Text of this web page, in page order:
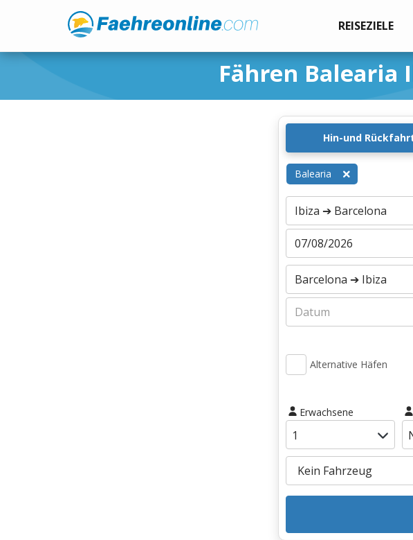
REISEZIELE
Fähren Balearia
Hin-und
Balearia
Alternative Häfen
Erwachsene